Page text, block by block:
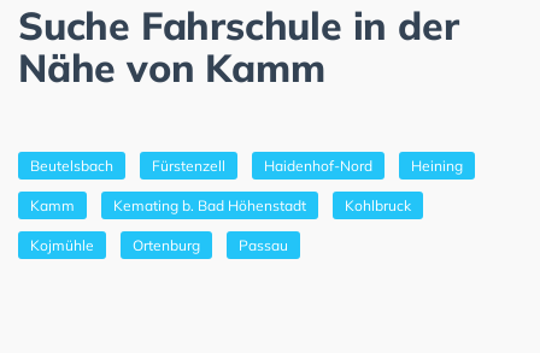
Suche Fahrschule in der
Nähe von Kamm
Beutelsbach Fürstenzell Haidenhof-Nord Heining
Kamm Kemating b. Bad Höhenstadt Kohlbruck
Kojmühle Ortenburg Passau